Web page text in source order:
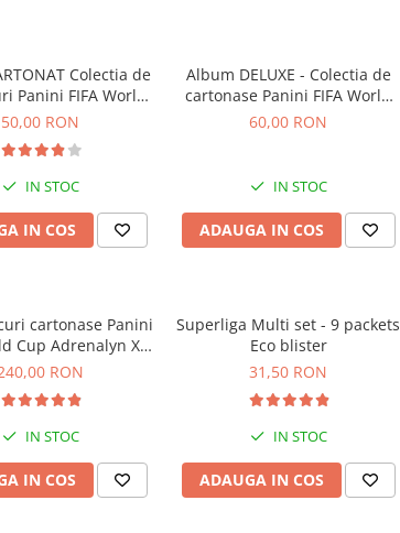
Colectia de
Panini FIFA World
Cup 2026
50,00 RON
IN STOC
IN COS
Album DELUXE - Colectia de
cartonase Panini FIFA World
Cup Adrenalyn XL 2026
60,00 RON
IN STOC
ADAUGA IN COS
cartonase Panini
Cup Adrenalyn XL
2026RON
IN STOC
IN COS
Superliga Multi set - 9 packets
Eco blister
31,50 RON
IN STOC
ADAUGA IN COS